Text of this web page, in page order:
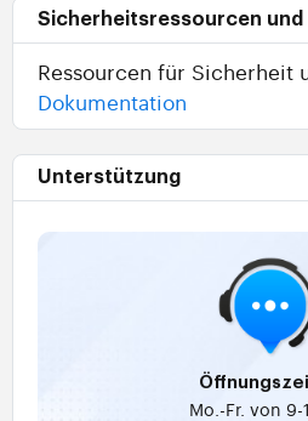
Sicherheitsressourcen und
Ressourcen für Sicherheit
Dokumentation
Unterstützung
Mo.-Fr. von 9-